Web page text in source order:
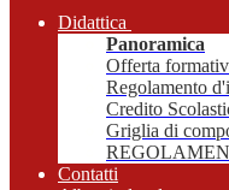
Didattica
Panoramica
Offerta
Regolamento
Credito
Griglia di
Contatti